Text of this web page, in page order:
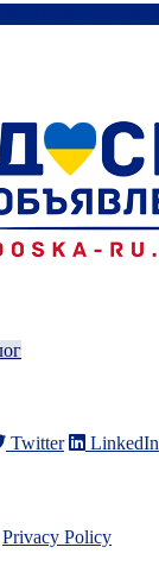
Twitter LinkedIn
Privacy Policy